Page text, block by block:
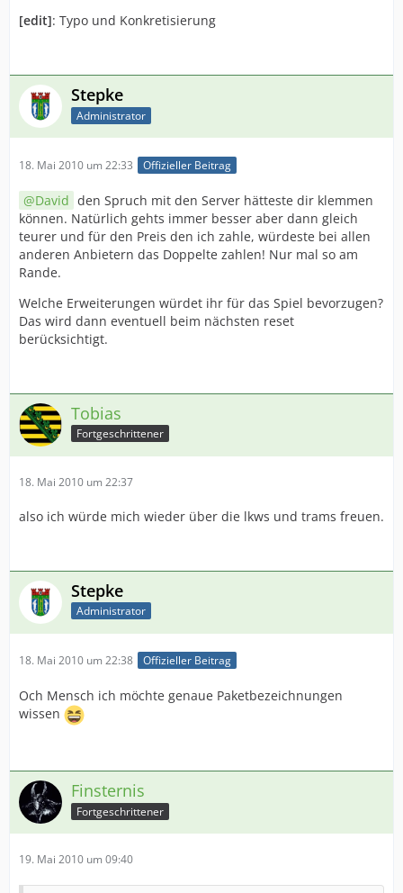
[edit]: Typo und Konkretisierung
Stepke
Administrator
18. Mai 2010 um 22:33 Offizieller Beitrag
David den Spruch mit den Server hätteste dir klemmen
können. Natürlich gehts immer besser aber dann gleich
teurer und für den Preis den ich zahle, würdeste bei allen
anderen Anbietern das Doppelte zahlen! Nur mal so am
Rande.
Welche Erweiterungen würdet ihr für das Spiel bevorzugen?
Das wird dann eventuell beim nächsten reset
berücksichtigt.
Tobias
Fortgeschrittener
18. Mai 2010 um 22:37
also ich würde mich wieder über die lkws und trams freuen.
Stepke
Administrator
18. Mai 2010 um 22:38 Offizieller Beitrag
Och Mensch ich möchte genaue Paketbezeichnungen
wissen
Finsternis
Fortgeschrittener
19. Mai 2010 um 09:40